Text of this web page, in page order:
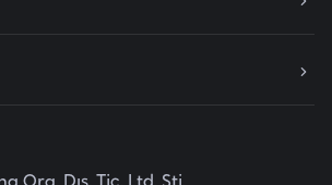
Org. Dış. Tic. Ltd. Şti.